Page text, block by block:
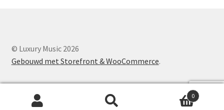
© Luxury Music 2026
Gebouwd met Storefront & WooCommerce.
0